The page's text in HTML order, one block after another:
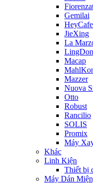
Gemilai
HeyCafe
JieXing
La
Macap
Mazzer
Nuova
Otto
Robust
Rancilio
SOLIS
Promix
Máy
Khác
Linh Kiện
Thiết bị
Máy Dán